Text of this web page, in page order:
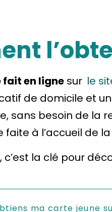
fait en ligne sur le
de domicile et
sans besoin de la
à l’accueil de
c’est la clé pour
ma carte jeune